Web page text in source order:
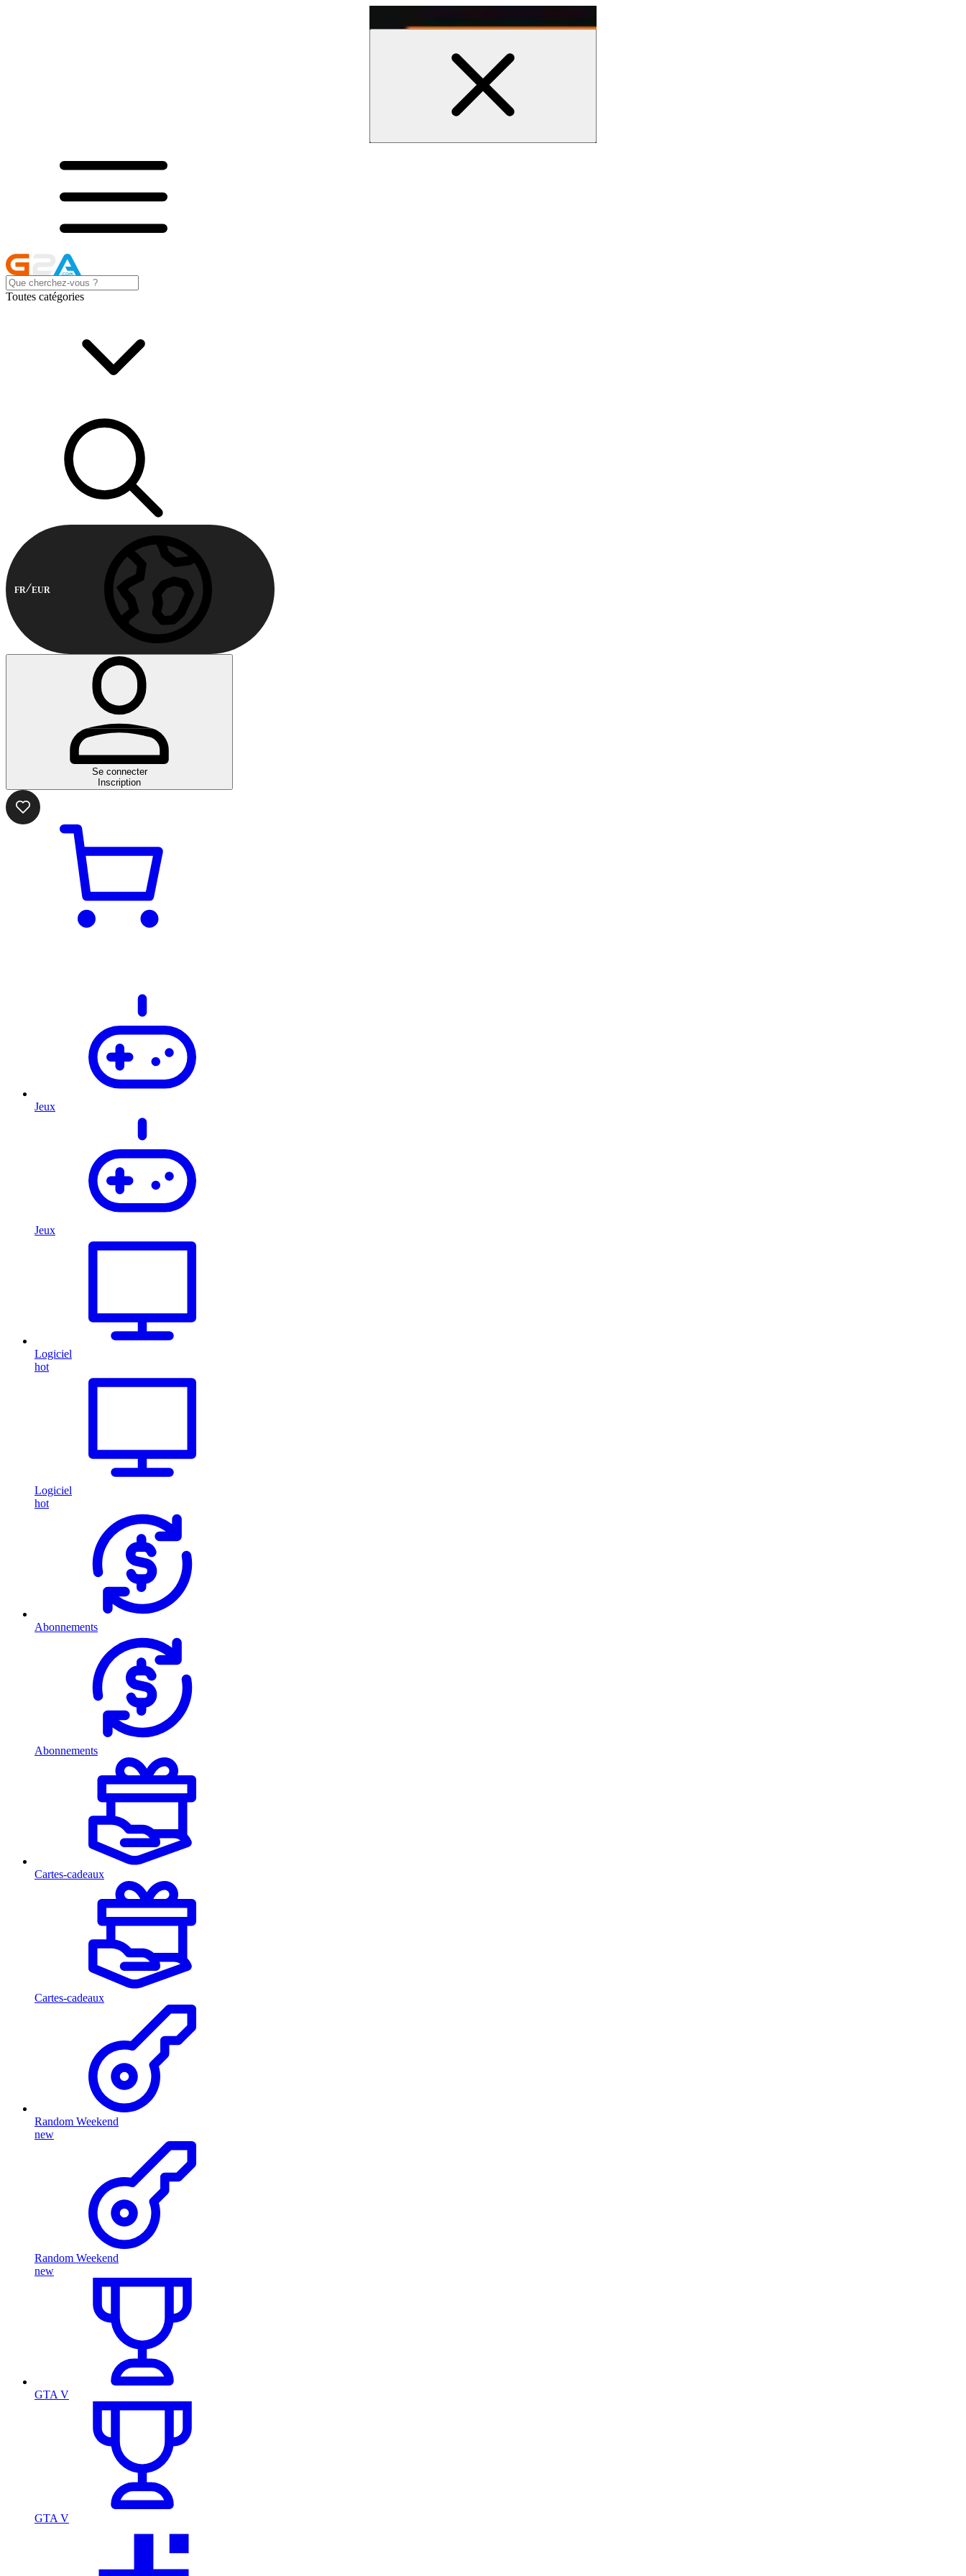
Toutes catégories
FR EUR
Se connecter
Inscription
Jeux
Jeux
Logiciel
hot
Logiciel
hot
Abonnements
Abonnements
Cartes-cadeaux
Cartes-cadeaux
Random Weekend
new
Random Weekend
new
GTA V
GTA V